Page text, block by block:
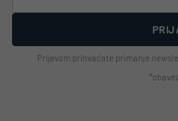
Prijavom prihvaćate primanje